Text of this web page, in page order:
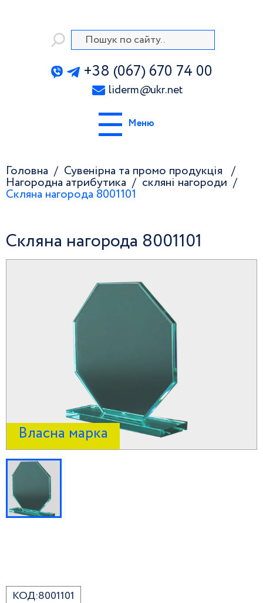
+38 (067) 670 74 00
liderm@ukr.net
Меню
Головна
Сувенірна та промо продукція
Нагородна атрибутика
скляні нагороди
Скляна нагорода 8001101
Скляна нагорода 8001101
Власна марка
КОД:8001101